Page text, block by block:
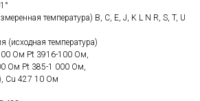
температура) B, C, E, J, K L N R, S, T, U
(исходная температура)
Ом Pt 3916-100 Ом,
Ом Pt 385-1 000 Ом,
Cu 427 10 Ом